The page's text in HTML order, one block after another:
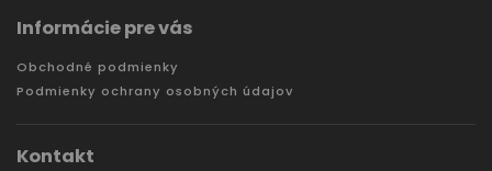
Informácie pre vás
Obchodné podmienky
Podmienky ochrany osobných údajov
Kontakt